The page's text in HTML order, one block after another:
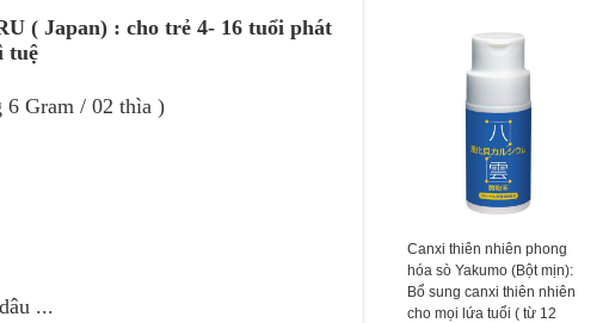
( Japan) : cho trẻ 4- 16 tuổi phát
tuệ
Gram / 02 thìa )
...
dày, giảm đường huyết
Canxi thiên nhiên phong
hóa sò Yakumo (Bột mịn):
Bổ sung canxi thiên nhiên
cho mọi lứa tuổi ( từ 12